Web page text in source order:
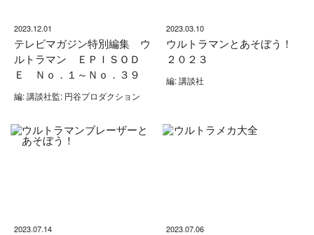
2023.12.01
テレビマガジン特別編集 ウ
ルトラマン ＥＰＩＳＯＤ
Ｅ Ｎｏ．１～Ｎｏ．３９
編: 講談社監: 円谷プロダクション
2023.03.10
ウルトラマンとあそぼう！
２０２３
編: 講談社
2023.07.14 2023.07.06